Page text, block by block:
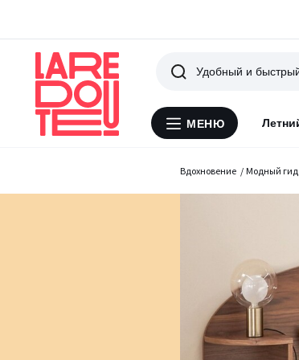
Меню
МЕНЮ
Поиск
Вдохновение Модный гид